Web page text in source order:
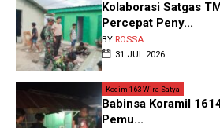
Kolaborasi Satgas
Percepat Peny...
BY ROSSA
31 JUL 2026
Kodim 163 Wira Satya
Babinsa Koramil
Pemu...